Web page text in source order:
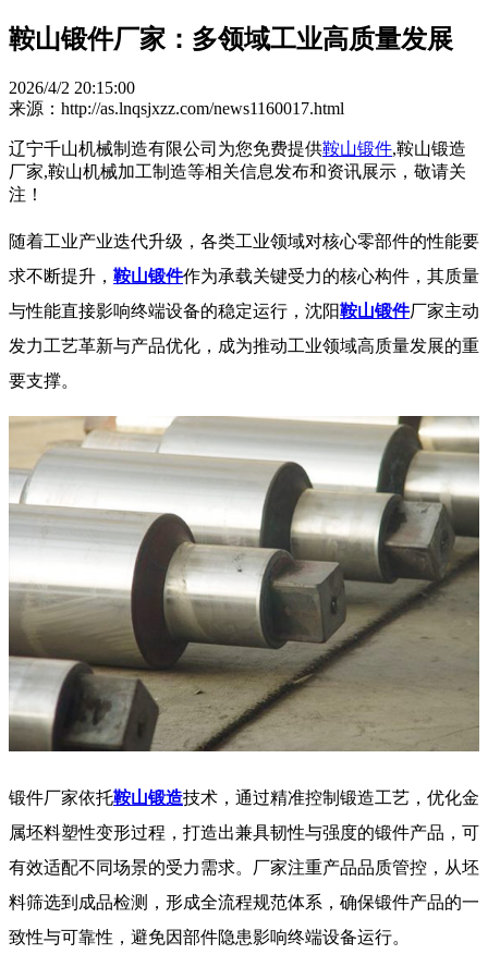
鞍山锻件厂家：多领域工业高质量发展
2026/4/2 20:15:00
来源：http://as.lnqsjxzz.com/news1160017.html
辽宁千山机械制造有限公司为您免费提供鞍山锻件,鞍山锻造
厂家,鞍山机械加工制造等相关信息发布和资讯展示，敬请关
注！
随着工业产业迭代升级，各类工业领域对核心零部件的性能要
求不断提升， 鞍山锻件作为承载关键受力的核心构件，其质量
与性能直接影响终端设备的稳定运行，沈阳鞍山锻件厂家主动
发力工艺革新与产品优化，成为推动工业领域高质量发展的重
要支撑。
锻件厂家依托鞍山锻造技术，通过精准控制锻造工艺，优化金
属坯料塑性变形过程，打造出兼具韧性与强度的锻件产品，可
有效适配不同场景的受力需求。厂家注重产品品质管控，从坯
料筛选到成品检测，形成全流程规范体系，确保锻件产品的一
致性与可靠性，避免因部件隐患影响终端设备运行。